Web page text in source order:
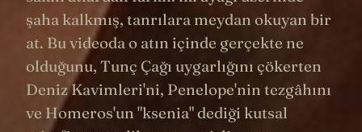
şaha kalkmış, tanrılara meydan okuyan bir
at. Bu videoda o atın içinde gerçekte ne
olduğunu, Tunç Çağı uygarlığını çökerten
Deniz Kavimleri'ni, Penelope'nin tezgâhını
ve Homeros'un "ksenia" dediği kutsal